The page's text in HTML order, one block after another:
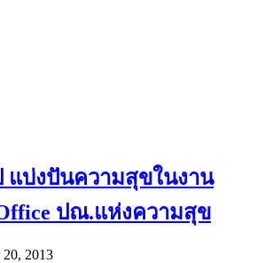
แบ่งปันความสุขในงาน
ปณ.แห่งความสุข
20, 2013